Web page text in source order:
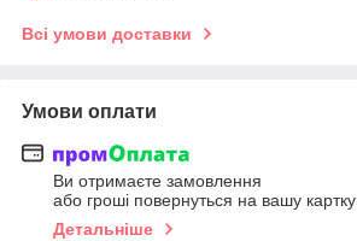
Всі умови доставки
Умови оплати
Ви отримаєте замовлення
або гроші повернуться на вашу картку
Детальніше